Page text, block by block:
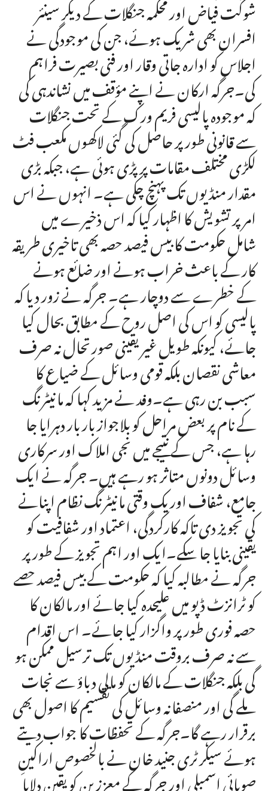
شوکت فیاض اور محکمہ جنگلات کے دیگر سینئر
افسران بھی شریک ہوئے، جن کی موجودگی نے
اجلاس کو ادارہ جاتی وقار اور فنی بصیرت فراہم
کی۔جرگہ ارکان نے اپنے مؤقف میں نشاندہی کی
کہ موجودہ پالیسی فریم ورک کے تحت جنگلات
سے قانونی طور پر حاصل کی گئی لاکھوں مکعب فٹ
لکڑی مختلف مقامات پر پڑی ہوئی ہے، جبکہ بڑی
مقدار منڈیوں تک پہنچ چکی ہے۔ انہوں نے اس
امر پر تشویش کا اظہار کیا کہ اس ذخیرے میں
شامل حکومت کا بیس فیصد حصہ بھی تاخیری طریقہ
کار کے باعث خراب ہونے اور ضائع ہونے
کے خطرے سے دوچار ہے۔ جرگہ نے زور دیا کہ
پالیسی کو اس کی اصل روح کے مطابق بحال کیا
جائے، کیونکہ طویل غیر یقینی صورتحال نہ صرف
معاشی نقصان بلکہ قومی وسائل کے ضیاع کا
سبب بن رہی ہے۔وفد نے مزید کہا کہ مانیٹرنگ
کے نام پر بعض مراحل کو بلاجواز بار بار دہرایا جا
رہا ہے، جس کے نتیجے میں نجی املاک اور سرکاری
وسائل دونوں متاثر ہو رہے ہیں۔ جرگہ نے ایک
جامع، شفاف اور یک وقتی مانیٹرنگ نظام اپنانے
کی تجویز دی تاکہ کارکردگی، اعتماد اور شفافیت کو
یقینی بنایا جا سکے۔ایک اور اہم تجویز کے طور پر
جرگہ نے مطالبہ کیا کہ حکومت کے بیس فیصد حصے
کو ٹرانزٹ ڈپو میں علیحدہ کیا جائے اور مالکان کا
حصہ فوری طور پر واگزار کیا جائے۔ اس اقدام
سے نہ صرف بروقت منڈیوں تک ترسیل ممکن ہو
گی بلکہ جنگلات کے مالکان کو مالی دباؤ سے نجات
ملے گی اور منصفانہ وسائل کی تقسیم کا اصول بھی
برقرار رہے گا۔جرگہ کے تحفظات کا جواب دیتے
ہوئے سیکرٹری جنید خان نے بالخصوص اراکینِ
صوبائی اسمبلی اور جرگہ کے معززین کو یقین دلایا